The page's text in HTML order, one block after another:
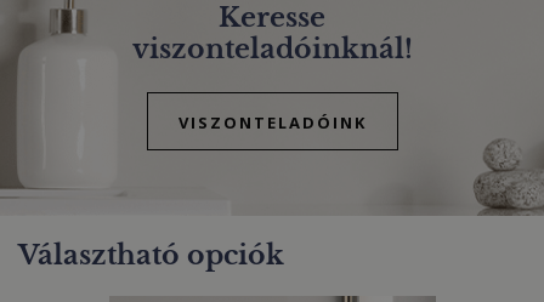
Keresse
viszonteladóinknál!
VISZONTELADÓINK
Választható opciók